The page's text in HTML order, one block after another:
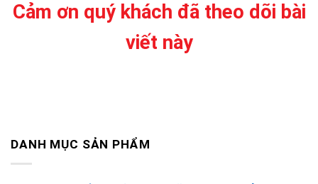
Cảm ơn quý khách đã theo dõi bài
viết này
DANH MỤC SẢN PHẨM